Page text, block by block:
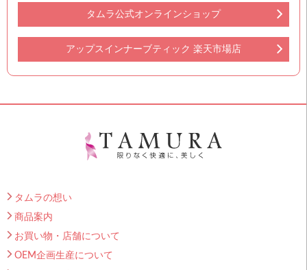
タムラ公式オンラインショップ
アップスインナーブティック 楽天市場店
タムラの想い
商品案内
お買い物・店舗について
OEM企画生産について